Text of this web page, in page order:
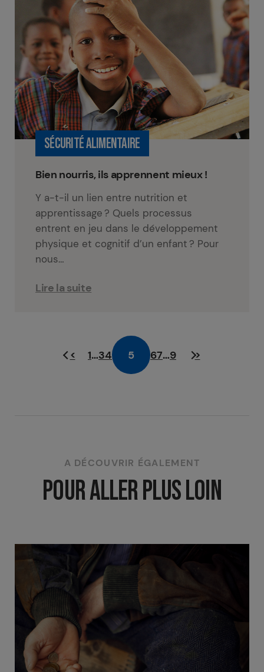
SÉCURITÉ ALIMENTAIRE
Bien nourris, ils apprennent mieux !
Y a-t-il un lien entre nutrition et
apprentissage ? Quels processus
entrent en jeu dans le développement
physique et cognitif d’un enfant ? Pour
nous…
Lire la suite
< 1…34 5 67…9 >
A DÉCOUVRIR ÉGALEMENT
POUR ALLER PLUS LOIN